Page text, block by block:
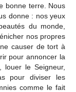
bonne terre. Nous
donne : nos yeux
du monde,
nos propres
causer de tort à
pour annoncer la
louer le Seigneur,
pour diviser les
comme le fait